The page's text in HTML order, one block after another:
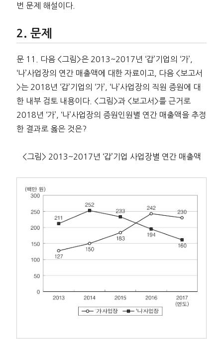
번 문제 해설이다.
문제
문 11. 다음 <그림>은 2013~2017년 ‘갑’기업의 ‘가’,
‘나’사업장의 연간 매출액에 대한 자료이고, 다음 <보고서
>는 2018년 ‘갑’기업의 ‘가’, ‘나’사업장의 직원 증원에 대
한 내부 검토 내용이다. <그림>과 <보고서>를 근거로
2018년 ‘가’, ‘나’사업장의 증원인원별 연간 매출액을 추정
한 결과로 옳은 것은?
<그림> 2013~2017년 ‘갑’기업 사업장별 연간 매출액